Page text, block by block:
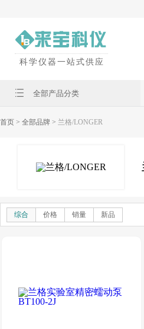
科学仪器一站式供应
全部产品分类
首页 > 全部品牌 > 兰格/LONGER
综合 价格 销量 新品